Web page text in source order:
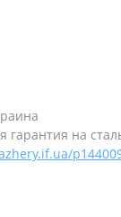
гарантия на